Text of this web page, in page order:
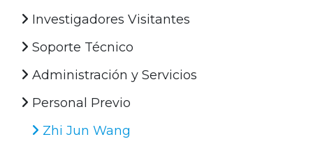
Investigadores Visitantes
Soporte Técnico
Administración y Servicios
Personal Previo
Zhi Jun Wang